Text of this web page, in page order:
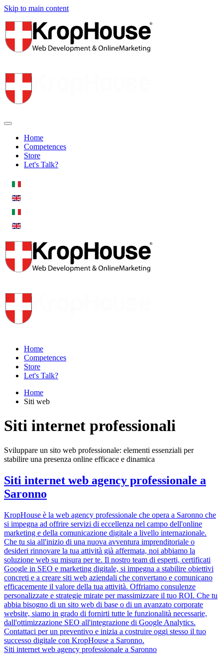
Skip to main content
Home
Competences
Store
Let's Talk?
Home
Competences
Store
Let's Talk?
Home
Siti web
Siti internet professionali
Sviluppare un sito web professionale: elementi essenziali per
stabilire una presenza online efficace e dinamica
Siti internet web agency professionale a
Saronno
KropHouse è la web agency professionale che opera a Saronno che
si impegna ad offrire servizi di eccellenza nel campo dell'online
marketing e della comunicazione digitale a livello internazionale.
Che tu sia all'inizio di una nuova avventura imprenditoriale o
desideri rinnovare la tua attività già affermata, noi abbiamo la
soluzione web su misura per te. Il nostro team di esperti, certificati
Google in SEO e marketing digitale, si impegna a stabilire obiettivi
concreti e a creare siti web aziendali che convertano e comunicano
efficacemente il valore della tua attività. Offriamo consulenze
personalizzate e strategie mirate per massimizzare il tuo ROI. Che tu
abbia bisogno di un sito web di base o di un avanzato corporate
website, siamo in grado di fornirti tutte le funzionalità necessarie,
dall'ottimizzazione SEO all'integrazione di Google Analytics.
Contattaci per un preventivo e inizia a costruire oggi stesso il tuo
successo digitale con KropHouse a Saronno.
Siti internet web agency professionale a Saronno